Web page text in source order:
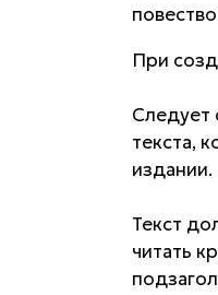
При
Следует
текста,
издании.
Текст
читать